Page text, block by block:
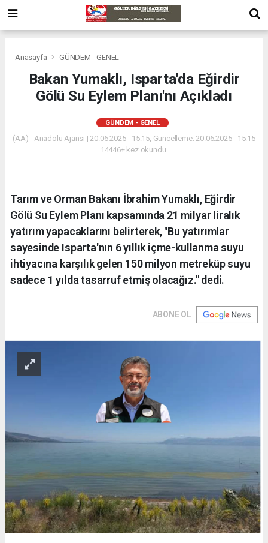
Anasayfa GÜNDEM - GENEL
Bakan Yumaklı, Isparta'da Eğirdir
Gölü Su Eylem Planı'nı Açıkladı
GÜNDEM - GENEL
(AA) - Anadolu Ajansı | 20.06.2025 - 15:15, Güncelleme: 20.06.2025 - 15:15
14446+ kez okundu.
Tarım ve Orman Bakanı İbrahim Yumaklı, Eğirdir
Gölü Su Eylem Planı kapsamında 21 milyar liralık
yatırım yapacaklarını belirterek, "Bu yatırımlar
sayesinde Isparta'nın 6 yıllık içme-kullanma suyu
ihtiyacına karşılık gelen 150 milyon metreküp suyu
sadece 1 yılda tasarruf etmiş olacağız." dedi.
ABONE OL